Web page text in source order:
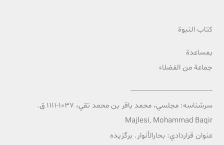
کتاب النبوة
بمساعدة
جماعة من الفضلاء
-----------------------------------------
سرشناسه: مجلسي، محمد باقر بن محمد تقي، 1037-1111 ق.
Majlesi, Mohammad Baqir
عنوان قراردادي: بحارالأنوار. برگزيده